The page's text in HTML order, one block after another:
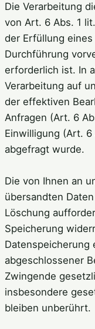
Die Verarbeitung
von Art. 6 Abs. 1
der Erfüllung
Durchführung
erforderlich ist. In
Verarbeitung auf
der effektiven
Anfragen (Art. 6
Einwilligung (Art. 6
abgefragt wurde.
Die von Ihnen an
übersandten
Löschung
Speicherung
Datenspeicherung
abgeschlossener
Zwingende
insbesondere
bleiben unberührt.